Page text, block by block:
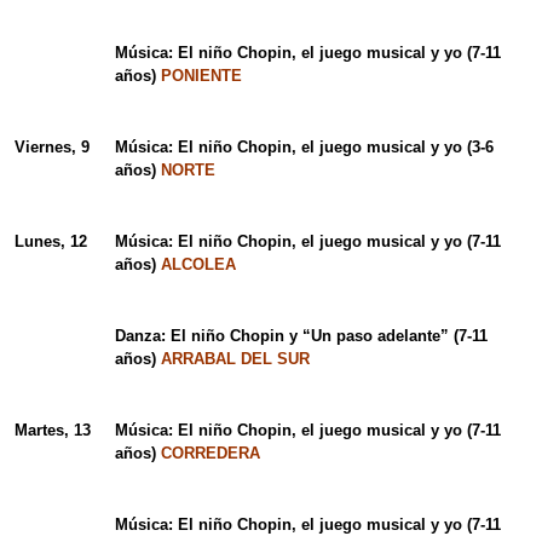
Música: El niño Chopin, el juego musical y yo (7-11
años) PONIENTE
Viernes, 9
Música: El niño Chopin, el juego musical y yo (3-6
años) NORTE
Lunes, 12
Música: El niño Chopin, el juego musical y yo (7-11
años) ALCOLEA
Danza: El niño Chopin y “Un paso adelante” (7-11
años) ARRABAL DEL SUR
Martes, 13
Música: El niño Chopin, el juego musical y yo (7-11
años) CORREDERA
Música: El niño Chopin, el juego musical y yo (7-11